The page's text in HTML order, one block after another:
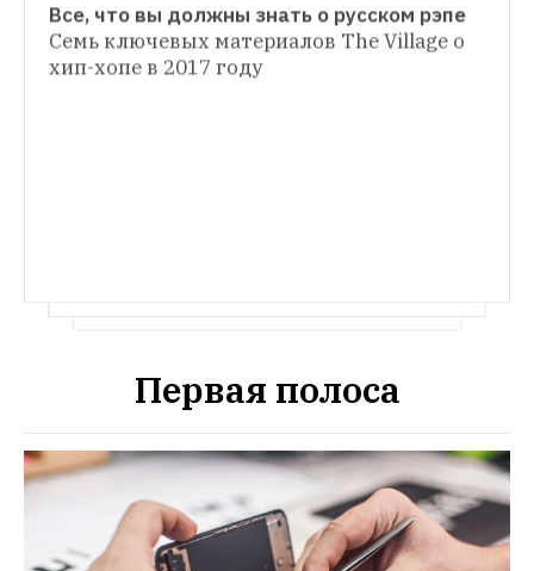
БЕСИТ
Голосовые сообщения в мессенджерах
Давайте уже скажем это вслух
Все, что вы должны знать о русском рэпе
Семь ключевых материалов The Village о
хип-хопе в 2017 году
Первая полоса